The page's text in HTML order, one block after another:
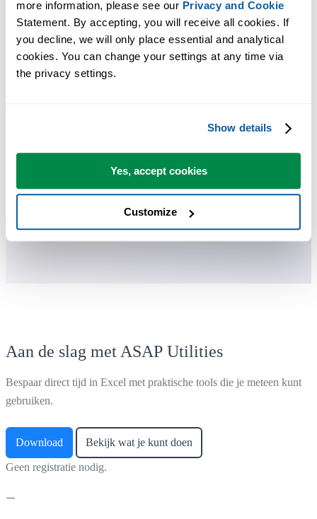
more information, please see our Privacy and Cookie
Statement. By accepting, you will receive all cookies. If
you decline, we will only place essential and analytical
cookies. You can change your settings at any time via
the privacy settings.
Show details
Yes, accept cookies
Customize
ASAP Utilities helpt je tijd besparen en dingen doen die Excel alleen
niet kan.
gebruiken velen ASAP Utilities dagelijks.
Gebruikt door teams in meer dan 28.500 organisaties.
Aan de slag met ASAP Utilities
Bespaar direct tijd in Excel met praktische tools die je meteen kunt
gebruiken.
Download Bekijk wat je kunt doen
Geen registratie nodig.